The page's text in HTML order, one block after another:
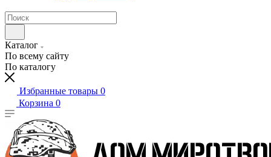
Каталог
По всему сайту
По каталогу
Избранные товары 0
Корзина 0